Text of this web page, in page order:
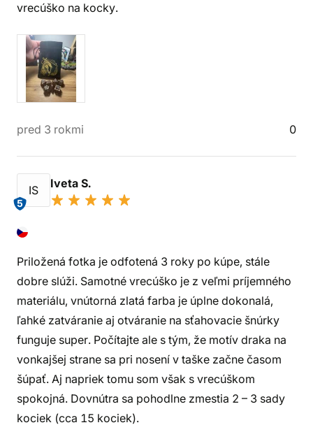
vrecúško na kocky.
pred 3 rokmi 0
IS
5
Iveta S.
Priložená fotka je odfotená 3 roky po kúpe, stále
dobre slúži. Samotné vrecúško je z veľmi príjemného
materiálu, vnútorná zlatá farba je úplne dokonalá,
ľahké zatváranie aj otváranie na sťahovacie šnúrky
funguje super. Počítajte ale s tým, že motív draka na
vonkajšej strane sa pri nosení v taške začne časom
šúpať. Aj napriek tomu som však s vrecúškom
spokojná. Dovnútra sa pohodlne zmestia 2 – 3 sady
kociek (cca 15 kociek).